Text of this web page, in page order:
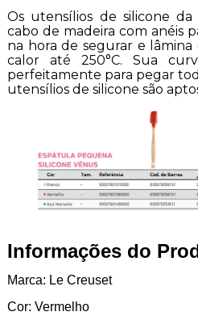
Os utensílios de silicone
cabo de madeira com anéis
na hora de segurar e lâmina
calor até 250°C. Sua
perfeitamente para pegar
utensílios de silicone são
Informações do
Marca: Le Creuset
Cor: Vermelho